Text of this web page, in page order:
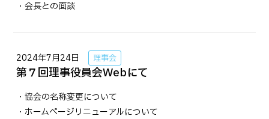
・会長との面談
2024年7月24日 理事会
第７回理事役員会Webにて
・協会の名称変更について
・ホームページリニューアルについて